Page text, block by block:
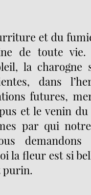
et du
de toute
la charogne
dans
futures,
et le venin
par qui
la fleur est si
purin.